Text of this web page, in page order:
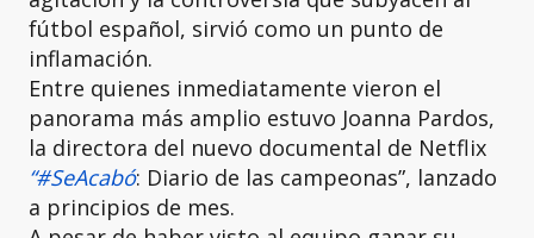
fútbol español, sirvió como un punto de
inflamación.
Entre quienes inmediatamente vieron el
panorama más amplio estuvo Joanna Pardos,
la directora del nuevo documental de Netflix
“#SeAcabó: Diario de las campeonas”, lanzado
a principios de mes.